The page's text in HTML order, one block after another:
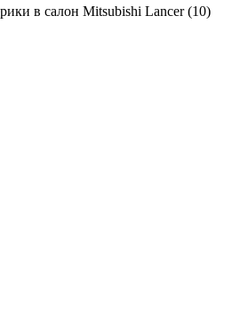
в салон Mitsubishi Lancer (10)